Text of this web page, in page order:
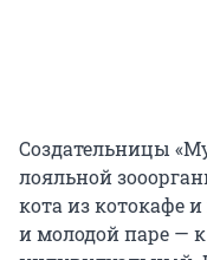
Создательницы
лояльной
кота из котокафе
и молодой паре —